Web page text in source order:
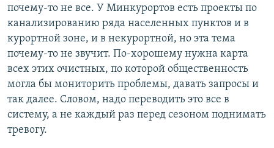
почему-то не все. У Минкурортов есть проекты по
канализированию ряда населенных пунктов и в
курортной зоне, и в некурортной, но эта тема
почему-то не звучит. По-хорошему нужна карта
всех этих очистных, по которой общественность
могла бы мониторить проблемы, давать запросы и
так далее. Словом, надо переводить это все в
систему, а не каждый раз перед сезоном поднимать
тревогу.